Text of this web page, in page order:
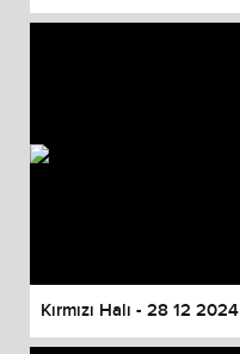
Kırmızı Halı - 28 12 2024